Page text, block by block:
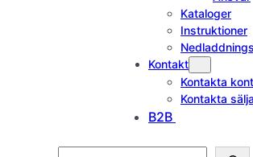
Kataloger
Instruktioner
Kontakt
Kontakta
Kontakta
B2B